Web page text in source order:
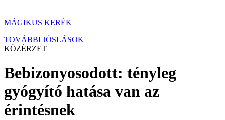
MÁGIKUS KERÉK
TOVÁBBI JÓSLÁSOK
KÖZÉRZET
Bebizonyosodott: tényleg
gyógyító hatása van az
érintésnek